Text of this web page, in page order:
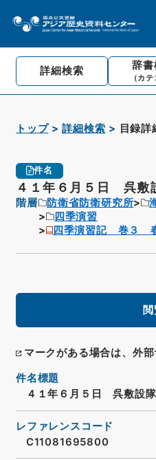
詳細検索 辞
（カテ
トップ 詳細検索 目録詳
件名
４１年６月５日 呉敷
階層 防衛省防衛研究所
四季演習
四季演習記 巻３
マークがある場合は、外
件名標題
４１年６月５日 呉敷設
レファレンスコード
C11081695800